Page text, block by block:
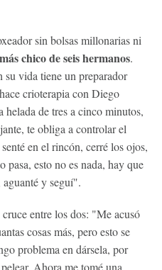
sin bolsas millonarias ni
chico de seis hermanos.
su vida tiene un preparador
crioterapia con Diego
helada de tres a cinco minutos,
te obliga a controlar el
en el rincón, cerré los ojos,
esto no es nada, hay que
y seguí".
entre los dos: "Me acusó
cosas más, pero esto se
problema en dársela, por
Ahora me tomé una